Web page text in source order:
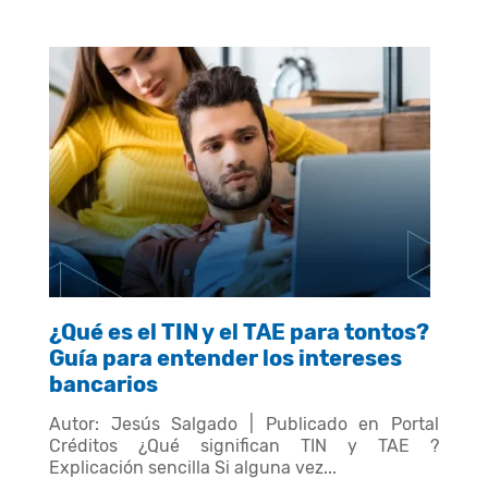
¿Qué es el TIN y el TAE para tontos?
Guía para entender los intereses
bancarios
Autor: Jesús Salgado | Publicado en Portal
Créditos ¿Qué significan TIN y TAE ?
Explicación sencilla Si alguna vez...